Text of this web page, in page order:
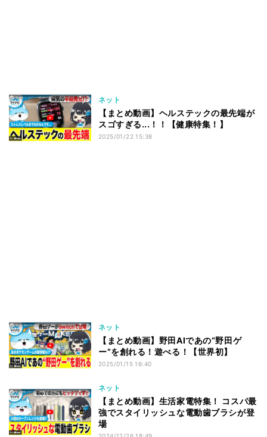
ネット
【まとめ動画】ヘルステックの最先端が
スゴすぎる...！！【健康特集！】
2025/01/22 15:38
ネット
【まとめ動画】野田AIであの“野田ゲ
ー”を創れる！遊べる！【世界初】
2025/01/15 16:40
ネット
【まとめ動画】生活家電特集！ コスパ最
強でスタイリッシュな電動歯ブラシが登
場